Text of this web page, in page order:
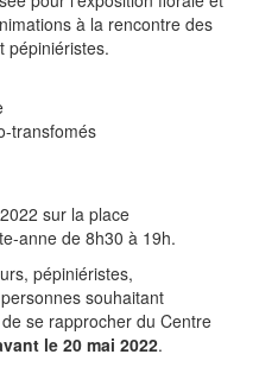
à la rencontre des
pépiniéristes.
transfomés
sur la place
anne de 8h30 à 19h.
pépiniéristes,
souhaitant
se rapprocher du Centre
le 20 mai 2022.